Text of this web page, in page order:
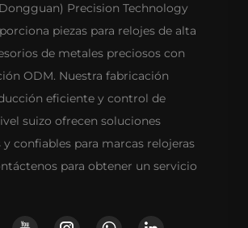
Precision Technology
piezas para relojes de alta
de metales preciosos con
ODM. Nuestra fabricación
eficiente y control de
suizo ofrecen soluciones
y confiables para marcas relojeras
para obtener un servicio